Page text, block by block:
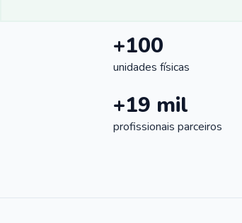
+100
unidades físicas
+19 mil
profissionais parceiros